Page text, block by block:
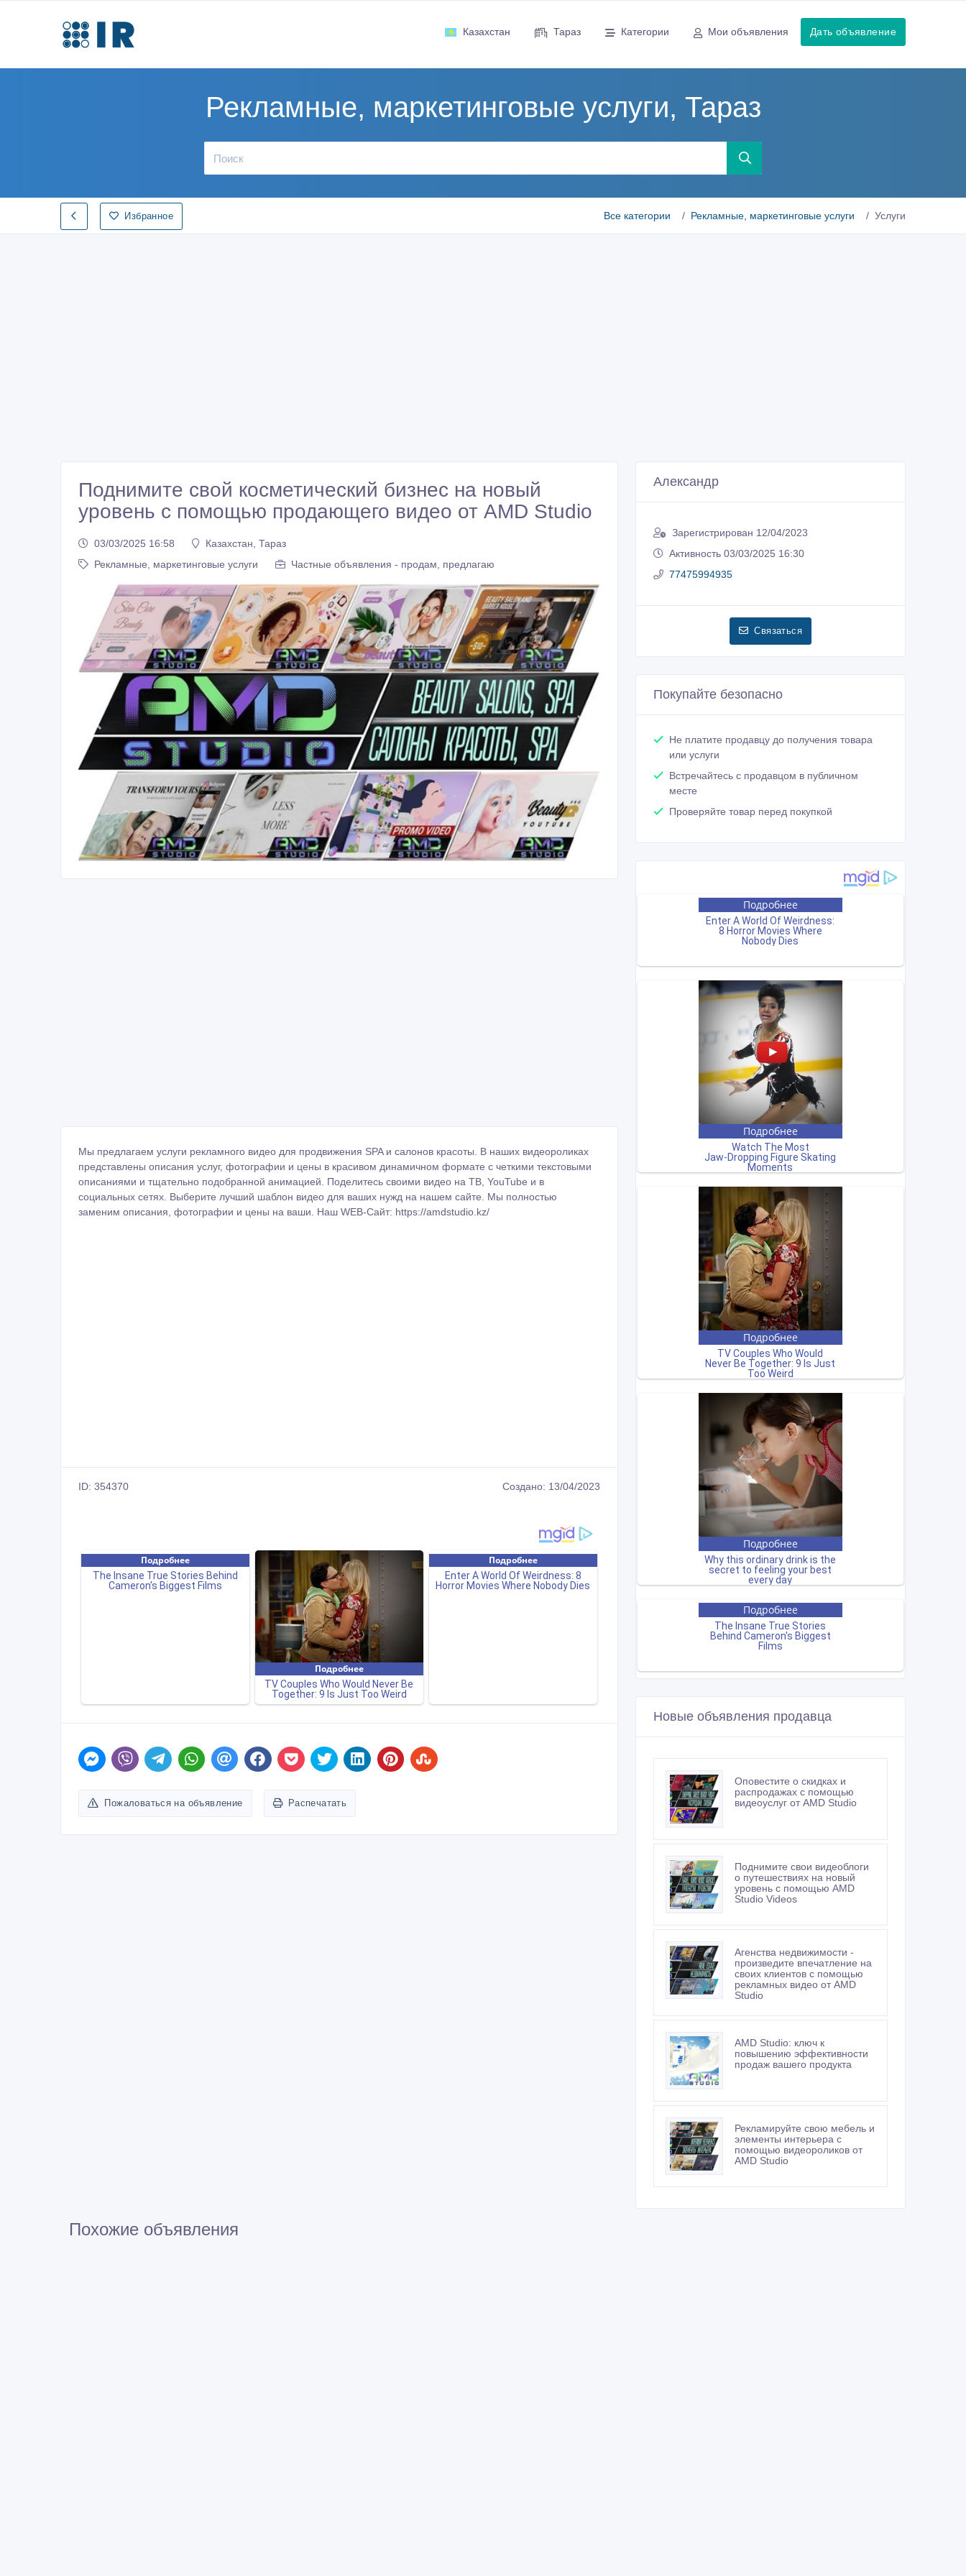
Казахстан Тараз Категории Мои объявления Дать объявление
Рекламные, маркетинговые услуги, Тараз
Избранное Все категории Рекламные, маркетинговые услуги Услуги
Поднимите свой косметический бизнес на новый
уровень с помощью продающего видео от AMD Studio
03/03/2025 16:58
Казахстан, Тараз
Рекламные, маркетинговые услуги
Частные объявления - продам, предлагаю
Мы предлагаем услуги рекламного видео для продвижения SPA и салонов красоты. В наших видеороликах
представлены описания услуг, фотографии и цены в красивом динамичном формате с четкими текстовыми
описаниями и тщательно подобранной анимацией. Поделитесь своими видео на ТВ, YouTube и в
социальных сетях. Выберите лучший шаблон видео для ваших нужд на нашем сайте. Мы полностью
заменим описания, фотографии и цены на ваши. Наш WEB-Сайт: https://amdstudio.kz/
ID: 354370 Создано: 13/04/2023
Пожаловаться на объявление Распечатать
Александр
Зарегистрирован 12/04/2023
Активность 03/03/2025 16:30
77475994935
Связаться
Покупайте безопасно
Не платите продавцу до получения товара
или услуги
Встречайтесь с продавцом в публичном
месте
Проверяйте товар перед покупкой
Новые объявления продавца
Оповестите о скидках и
распродажах с помощью
видеоуслуг от AMD Studio
Поднимите свои видеоблоги
о путешествиях на новый
уровень с помощью AMD
Studio Videos
Агенства недвижимости -
произведите впечатление на
своих клиентов с помощью
рекламных видео от AMD
Studio
AMD Studio: ключ к
повышению эффективности
продаж вашего продукта
Рекламируйте свою мебель и
элементы интерьера с
помощью видеороликов от
AMD Studio
Похожие объявления